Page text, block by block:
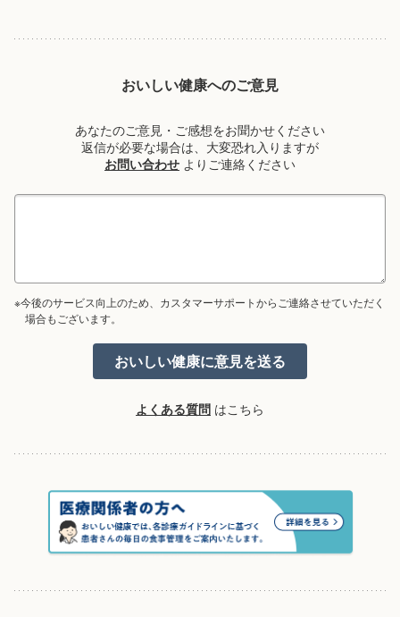
おいしい健康へのご意見
あなたのご意見・ご感想をお聞かせください
返信が必要な場合は、大変恐れ入りますが
お問い合わせ よりご連絡ください
※今後のサービス向上のため、カスタマーサポートからご連絡させていただく
場合もございます。
よくある質問 はこちら